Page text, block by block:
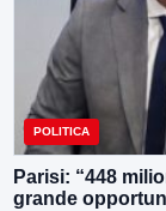
POLITICA
Parisi: “448
grande